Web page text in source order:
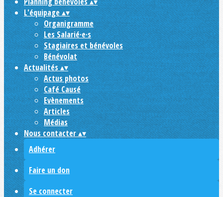
L'équipage▴▾
Organigramme
Les Salarié·e·s
Stagiaires et bénévoles
Bénévolat
Actualités▴▾
Actus photos
Café Causé
Evènements
Articles
Médias
Nous contacter▴▾
Adhérer
Faire un don
Se connecter